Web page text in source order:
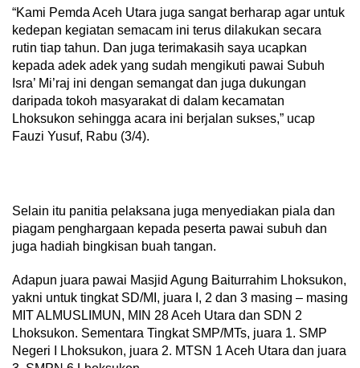
“Kami Pemda Aceh Utara juga sangat berharap agar untuk
kedepan kegiatan semacam ini terus dilakukan secara
rutin tiap tahun. Dan juga terimakasih saya ucapkan
kepada adek adek yang sudah mengikuti pawai Subuh
Isra’ Mi’raj ini dengan semangat dan juga dukungan
daripada tokoh masyarakat di dalam kecamatan
Lhoksukon sehingga acara ini berjalan sukses,” ucap
Fauzi Yusuf, Rabu (3/4).
Selain itu panitia pelaksana juga menyediakan piala dan
piagam penghargaan kepada peserta pawai subuh dan
juga hadiah bingkisan buah tangan.
Adapun juara pawai Masjid Agung Baiturrahim Lhoksukon,
yakni untuk tingkat SD/MI, juara I, 2 dan 3 masing – masing
MIT ALMUSLIMUN, MIN 28 Aceh Utara dan SDN 2
Lhoksukon. Sementara Tingkat SMP/MTs, juara 1. SMP
Negeri I Lhoksukon, juara 2. MTSN 1 Aceh Utara dan juara